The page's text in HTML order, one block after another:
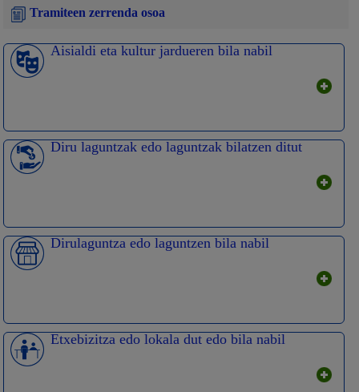
Tramiteen zerrenda osoa
Aisialdi eta kultur jardueren bila nabil
Diru laguntzak edo laguntzak bilatzen ditut
Dirulaguntza edo laguntzen bila nabil
Etxebizitza edo lokala dut edo bila nabil